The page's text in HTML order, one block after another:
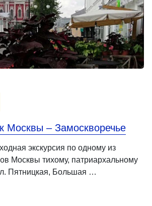
Москвы – Замоскворечье
экскурсия по одному из
Москвы тихому, патриархальному
Пятницкая, Большая …